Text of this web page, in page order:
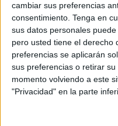
cambiar sus preferencias
consentimiento. Tenga en
sus datos personales
pero usted tiene el derecho
preferencias se aplicarán
sus preferencias o retirar
momento volviendo a este
"Privacidad" en la parte